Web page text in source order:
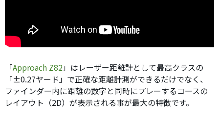
「Approach Z82 」はレーザー距離計として最高クラスの
「±0.27ヤード」で正確な距離計測ができるだけでなく、
ファインダー内に距離の数字と同時にプレーするコースの
レイアウト（2D）が表示される事が最大の特徴です。